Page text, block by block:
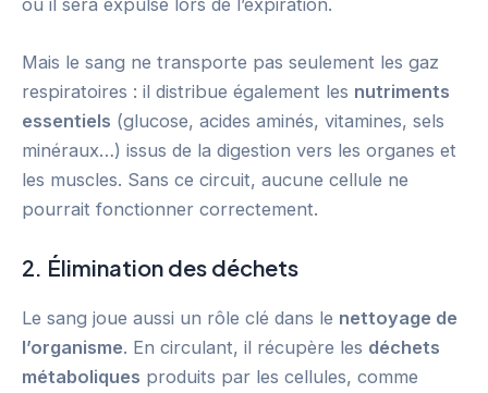
où il sera expulsé lors de l’expiration.
Mais le sang ne transporte pas seulement les gaz
respiratoires : il distribue également les nutriments
essentiels (glucose, acides aminés, vitamines, sels
minéraux…) issus de la digestion vers les organes et
les muscles. Sans ce circuit, aucune cellule ne
pourrait fonctionner correctement.
2. Élimination des déchets
Le sang joue aussi un rôle clé dans le nettoyage de
l’organisme. En circulant, il récupère les déchets
métaboliques produits par les cellules, comme